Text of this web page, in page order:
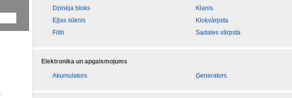
Dzinēja bloks
Eļļas sūknis
Filtri
Klanis
Kloķvārpsta
Sadales vārpsta
Elektronika un apgaismojums
Akumulators
Ģenerators